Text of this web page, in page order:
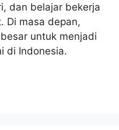
dan belajar bekerja
Di masa depan,
untuk menjadi
di Indonesia.